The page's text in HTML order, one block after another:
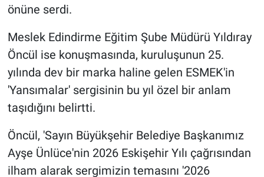
önüne serdi.
Meslek Edindirme Eğitim Şube Müdürü Yıldıray
Öncül ise konuşmasında, kuruluşunun 25.
yılında dev bir marka haline gelen ESMEK'in
'Yansımalar' sergisinin bu yıl özel bir anlam
taşıdığını belirtti.
Öncül, 'Sayın Büyükşehir Belediye Başkanımız
Ayşe Ünlüce'nin 2026 Eskişehir Yılı çağrısından
ilham alarak sergimizin temasını '2026